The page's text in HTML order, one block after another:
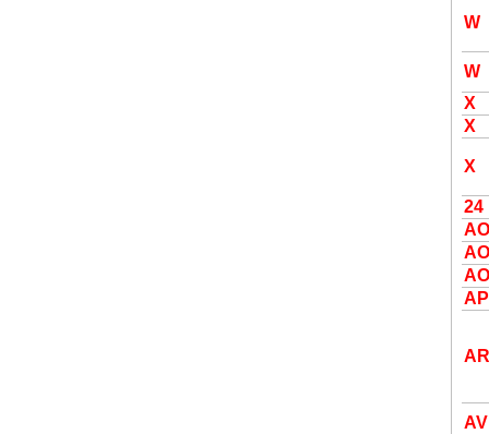
W
W
X
X
X
24
AO
AO
AO
AP
AR
AV